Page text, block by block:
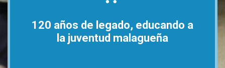
120 años de legado, educando a
la juventud malagueña